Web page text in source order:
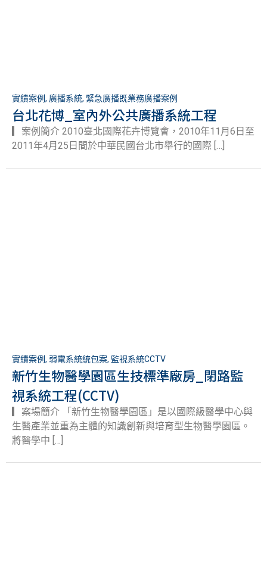
實績案例, 廣播系統, 緊急廣播既業務廣播案例
台北花博_室內外公共廣播系統工程
▎案例簡介 2010臺北國際花卉博覽會，2010年11月6日至
2011年4月25日間於中華民國台北市舉行的國際 […]
實績案例, 弱電系統統包案, 監視系統CCTV
新竹生物醫學園區生技標準廠房_閉路監
視系統工程(CCTV)
▎案場簡介 「新竹生物醫學園區」是以國際級醫學中心與
生醫產業並重為主體的知識創新與培育型生物醫學園區。
將醫學中 […]